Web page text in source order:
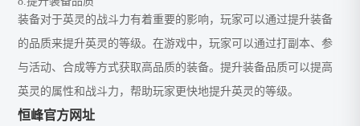
装备对于英灵的战斗力有着重要的影响，玩家可以通过提升装备
的品质来提升英灵的等级。在游戏中，玩家可以通过打副本、参
与活动、合成等方式获取高品质的装备。提升装备品质可以提高
英灵的属性和战斗力，帮助玩家更快地提升英灵的等级。
恒峰官方网址